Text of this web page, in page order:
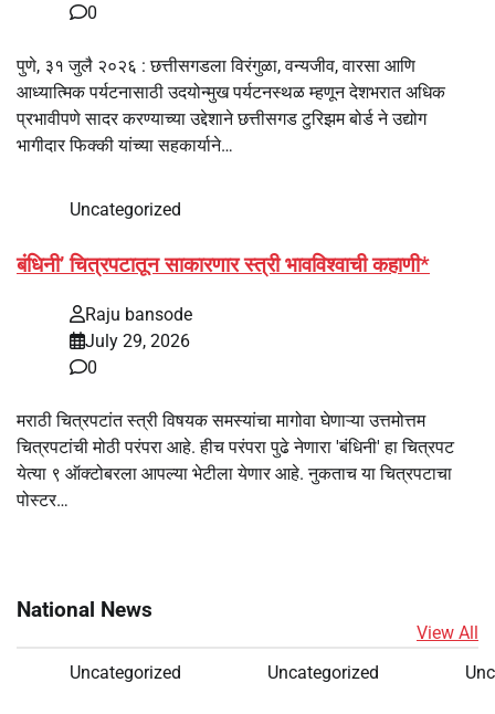
0
पुणे, ३१ जुलै २०२६ : छत्तीसगडला विरंगुळा, वन्यजीव, वारसा आणि
आध्यात्मिक पर्यटनासाठी उदयोन्मुख पर्यटनस्थळ म्हणून देशभरात अधिक
प्रभावीपणे सादर करण्याच्या उद्देशाने छत्तीसगड टुरिझम बोर्ड ने उद्योग
भागीदार फिक्की यांच्या सहकार्याने…
Uncategorized
बंधिनी’ चित्रपटातून साकारणार स्त्री भावविश्वाची कहाणी*
Raju bansode
July 29, 2026
0
मराठी चित्रपटांत स्त्री विषयक समस्यांचा मागोवा घेणाऱ्या उत्तमोत्तम
चित्रपटांची मोठी परंपरा आहे. हीच परंपरा पुढे नेणारा 'बंधिनी' हा चित्रपट
येत्या ९ ऑक्टोबरला आपल्या भेटीला येणार आहे. नुकताच या चित्रपटाचा
पोस्टर…
National News
View All
Uncategorized
Uncategorized